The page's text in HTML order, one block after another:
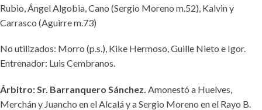
Rubio, Ángel Algobia, Cano (Sergio Moreno m.52), Kalvin y
Carrasco (Aguirre m.73)
No utilizados: Morro (p.s.), Kike Hermoso, Guille Nieto e Igor.
Entrenador: Luis Cembranos.
Árbitro: Sr. Barranquero Sánchez. Amonestó a Huelves,
Merchán y Juancho en el Alcalá y a Sergio Moreno en el Rayo B.